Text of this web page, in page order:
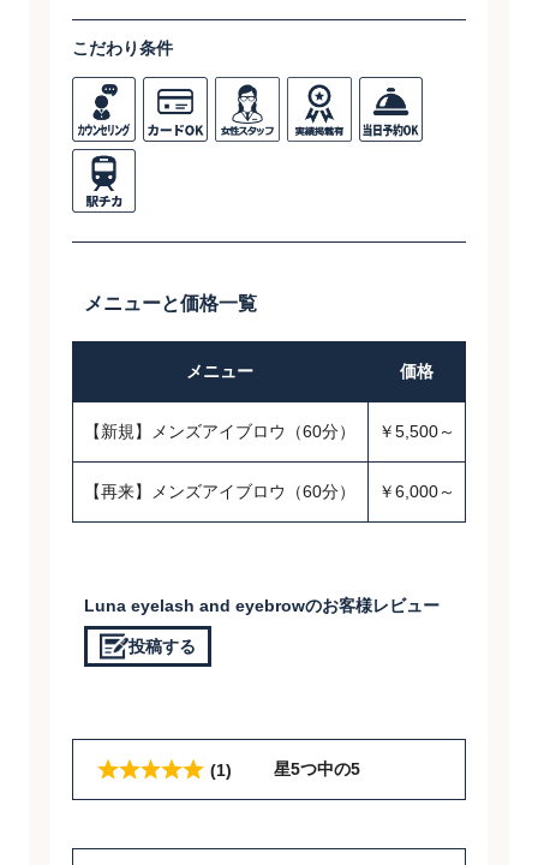
こだわり条件
メニューと価格一覧
メニュー 価格
【新規】メンズアイブロウ（60分） ￥5,500～
【再来】メンズアイブロウ（60分） ￥6,000～
Luna eyelash and eyebrowのお客様レビュー
投稿する
(1) 星5つ中の5